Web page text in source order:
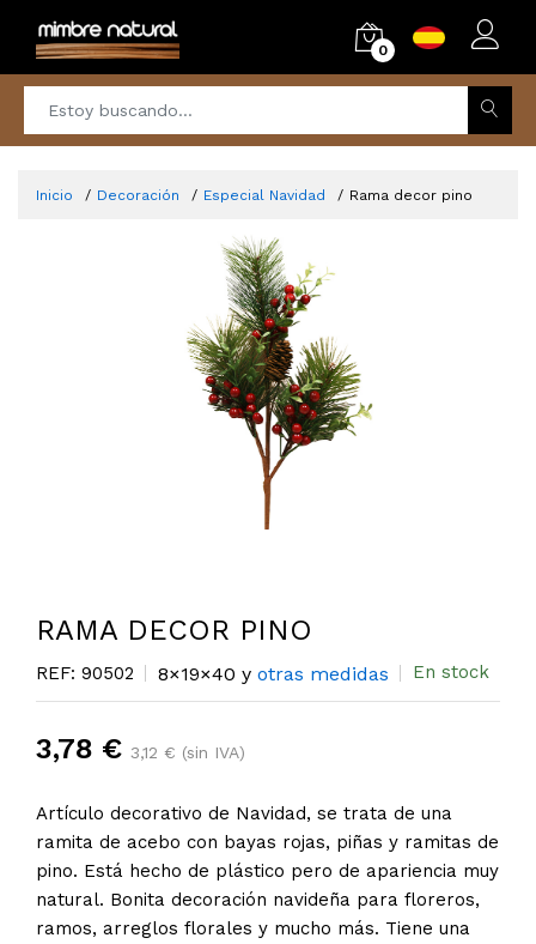
0
Inicio Decoración Especial Navidad Rama decor pino
RAMA DECOR PINO
REF: 90502 8×19×40 y otras medidas En stock
3,78 € 3,12 € (sin IVA)
Artículo decorativo de Navidad, se trata de una
ramita de acebo con bayas rojas, piñas y ramitas de
pino. Está hecho de plástico pero de apariencia muy
natural. Bonita decoración navideña para floreros,
ramos, arreglos florales y mucho más. Tiene una